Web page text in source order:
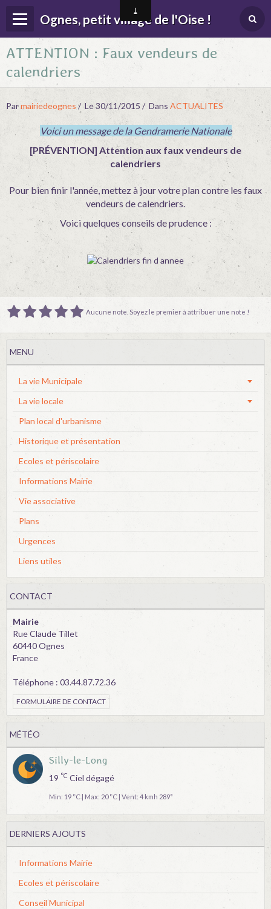
Ognes, petit village de l'Oise !
Page d'accueil
Menu
Contact
Agenda
Actualités
Location salle des fêtes
ATTENTION : Faux vendeurs de
calendriers
Parmairiedeognes Le 30/11/2015 Dans ACTUALITES
Voici un message de la Gendramerie Nationale
[PRÉVENTION] Attention aux faux vendeurs de
calendriers
Pour bien finir l'année, mettez à jour votre plan contre les faux
vendeurs de calendriers.
Voici quelques conseils de prudence :
Aucune note. Soyez le premier à attribuer une note !
MENU
La vie Municipale
La vie locale
Plan local d'urbanisme
Historique et présentation
Ecoles et périscolaire
Informations Mairie
Vie associative
Plans
Urgences
Liens utiles
CONTACT
Mairie
Rue Claude Tillet
60440 Ognes
France
Téléphone : 03.44.87.72.36
FORMULAIRE DE CONTACT
MÉTÉO
Silly-le-Long
19 °C Ciel dégagé
Min: 19 °C | Max: 20 °C | Vent: 4 kmh 289°
DERNIERS AJOUTS
Informations Mairie
Ecoles et périscolaire
Conseil Municipal